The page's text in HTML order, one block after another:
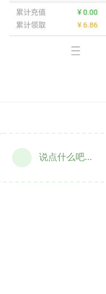
说点什么吧...